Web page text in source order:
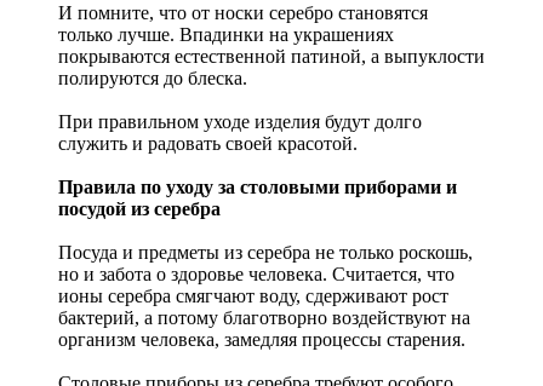
И помните, что от носки серебро становятся
только лучше. Впадинки на украшениях
покрываются естественной патиной, а выпуклости
полируются до блеска.
При правильном уходе изделия будут долго
служить и радовать своей красотой.
Правила по уходу за столовыми приборами и
посудой из серебра
Посуда и предметы из серебра не только роскошь,
но и забота о здоровье человека. Считается, что
ионы серебра смягчают воду, сдерживают рост
бактерий, а потому благотворно воздействуют на
организм человека, замедляя процессы старения.